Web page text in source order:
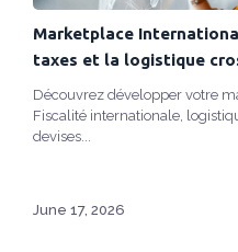
Marketplace
taxes et la logistique
Découvrez développer votre
Fiscalité internationale,
devises...
June 17, 2026